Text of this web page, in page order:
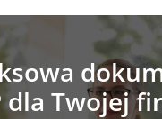
dla Twojej